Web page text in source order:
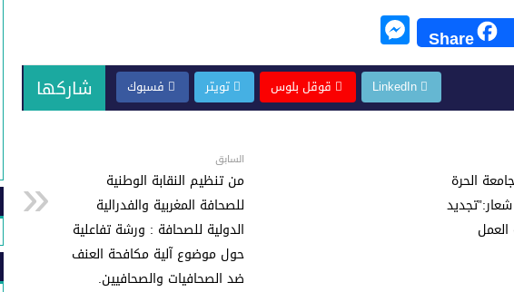
Share
e
ss
e
شاركها فسبوك تويتر قوقل بلوس LinkedIn
السابق
من تنظيم النقابة الوطنية
للصحافة المغربية والفدرالية
الدولية للصحافة : ورشة تفاعلية
حول موضوع آلية مكافحة العنف
ضد الصحافيات والصحافيين.
الحرة